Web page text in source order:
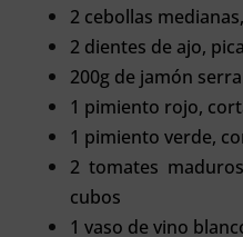
2 cebollas
2 dientes de ajo,
200g de jamón
1 pimiento rojo,
1 pimiento verde,
2 tomates
cubos
1 vaso de vino